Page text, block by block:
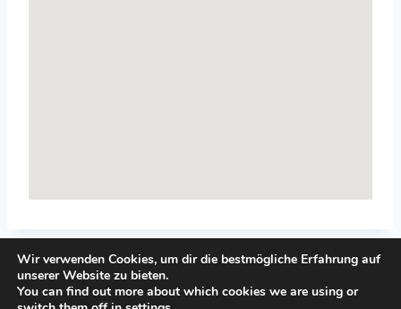
Wir verwenden Cookies, um dir die bestmögliche Erfahrung auf
unserer Website zu bieten.
You can find out more about which cookies we are using or